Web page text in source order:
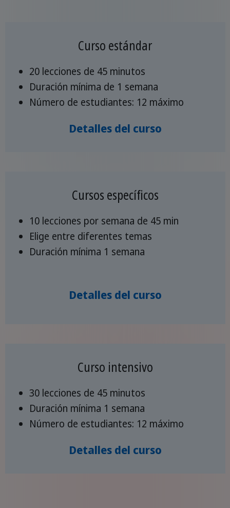
Curso estándar
20 lecciones de 45 minutos
Duración mínima de 1 semana
Número de estudiantes: 12 máximo
Detalles del curso
Cursos específicos
10 lecciones por semana de 45 min
Elige entre diferentes temas
Duración mínima 1 semana
Detalles del curso
Curso intensivo
30 lecciones de 45 minutos
Duración mínima 1 semana
Número de estudiantes: 12 máximo
Detalles del curso